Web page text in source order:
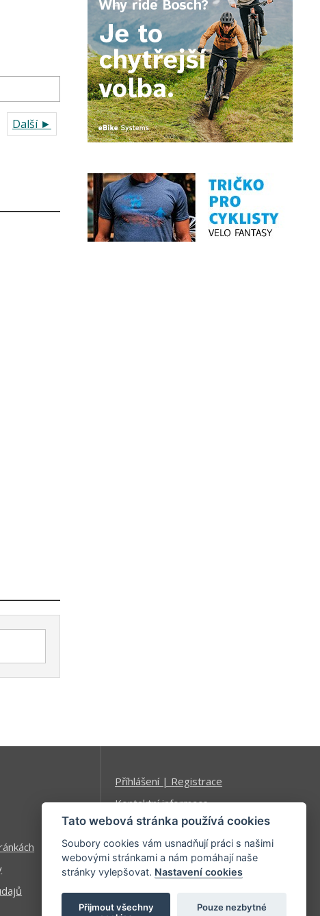
Tato webová stránka používá cookies
Soubory cookies vám usnadňují práci s našimi
webovými stránkami a nám pomáhají naše
stránky vylepšovat. Nastavení cookies
Přijmout všechny
Pouze nezbytné